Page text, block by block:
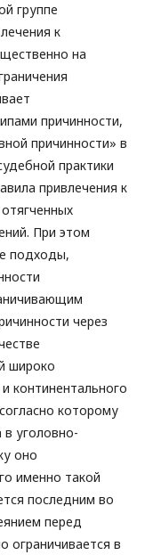
группе
к
на
причинности,
причинности» в
практики
привлечения к
При этом
подходы,
через
широко
континентального
которому
в уголовно-
оно
именно такой
последним во
перед
ограничивается в